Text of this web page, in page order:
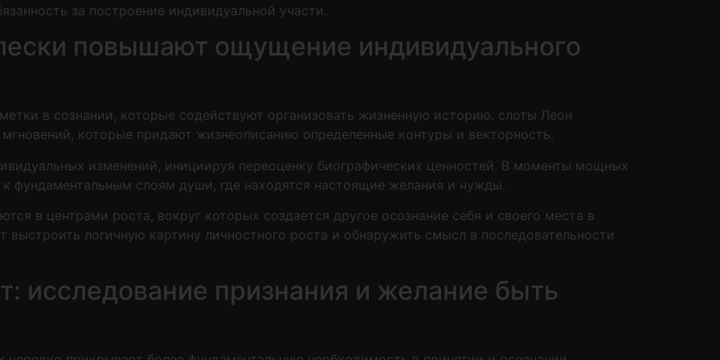
за построение индивидуальной участи.
повышают ощущение индивидуального
в сознании, которые содействуют организовать жизненную историю. слоты Леон
которые придают жизнеописанию определенные контуры и векторность.
изменений, инициируя переоценку биографических ценностей. В моменты мощных
фундаментальным слоям души, где находятся настоящие желания и нужды.
в центрами роста, вокруг которых создается другое осознание себя и своего места в
логичную картину личностного роста и обнаружить смысл в последовательности
исследование признания и желание быть